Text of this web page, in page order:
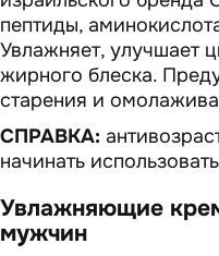
пептиды,
Увлажняет, улучшает
жирного блеска.
старения и
СПРАВКА:
начинать
Увлажняющие
мужчин